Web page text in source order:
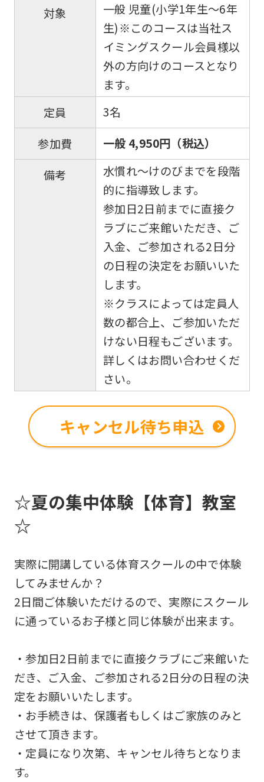
対象
一般 児童(小学1年生〜6年
生)※このコースは当社ス
イミングスクール会員様以
外の方向けのコースとなり
ます。
定員
3名
参加費
一般 4,950円（税込）
備考
水慣れ〜けのびまでを段階
的に指導致します。
参加日2日前までに直接ク
ラブにご来館いただき、ご
入金、ご参加される2日分
の日程の決定をお願いいた
します。
※クラスによっては定員人
数の都合上、ご参加いただ
けない日程もございます。
詳しくはお問い合わせくだ
さい。
キャンセル待ち申込
☆夏の集中体験【体育】教室
☆
実際に開講している体育スクールの中で体験
してみませんか？
2日間ご体験いただけるので、実際にスクール
に通っているお子様と同じ体験が出来ます。
・参加日2日前までに直接クラブにご来館いた
だき、ご入金、ご参加される2日分の日程の決
定をお願いいたします。
・お手続きは、保護者もしくはご家族のみと
させて頂きます。
・定員になり次第、キャンセル待ちとなりま
す。
For
foreigners
Sports